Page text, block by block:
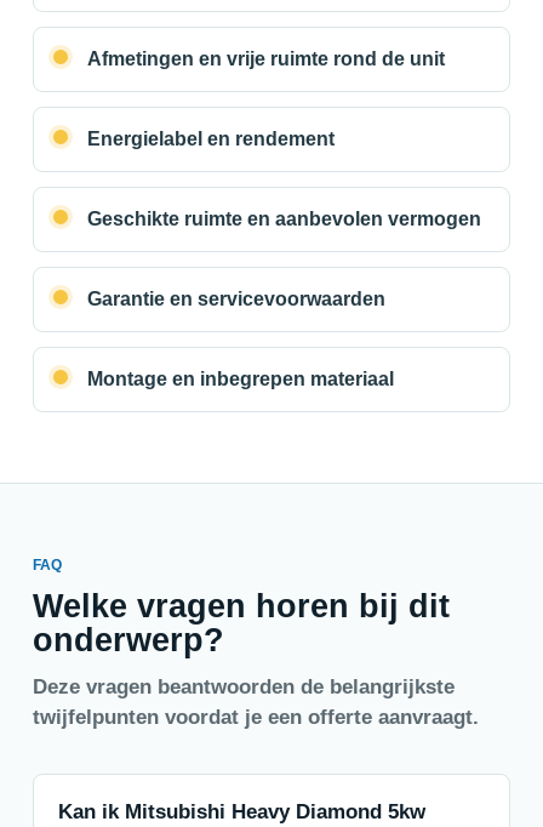
Afmetingen en vrije ruimte rond de unit
Energielabel en rendement
Geschikte ruimte en aanbevolen vermogen
Garantie en servicevoorwaarden
Montage en inbegrepen materiaal
FAQ
Welke vragen horen bij dit
onderwerp?
Deze vragen beantwoorden de belangrijkste
twijfelpunten voordat je een offerte aanvraagt.
Kan ik Mitsubishi Heavy Diamond 5kw